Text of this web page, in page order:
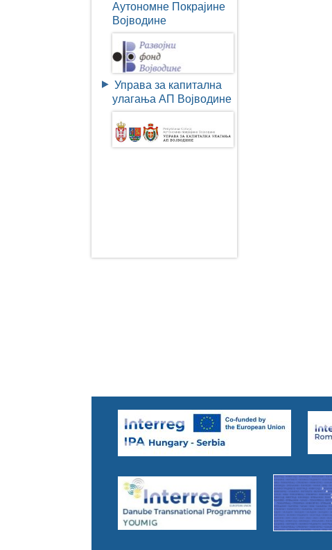
Аутономне Покрајине
Војводине
Управа за капитална
улагања АП Војводине